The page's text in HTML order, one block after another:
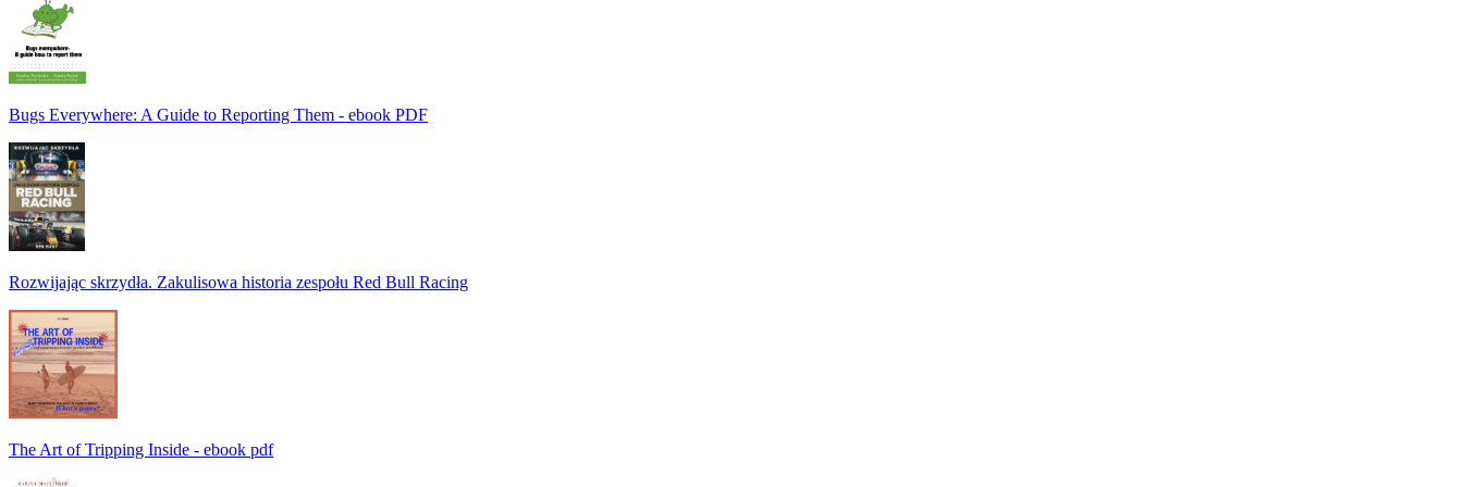
Bugs Everywhere: A Guide to Reporting Them - ebook PDF
Rozwijając skrzydła. Zakulisowa historia zespołu Red Bull Racing
The Art of Tripping Inside - ebook pdf